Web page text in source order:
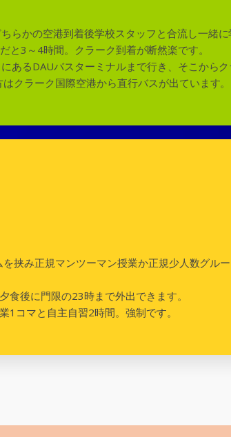
かの空港到着後学校スタッフと合流し一緒に
と3～4時間。クラーク到着が断然楽です。
あるDAUバスターミナルまで行き、そこから
クラーク国際空港から直行バスが出ています。
挟み正規マンツーマン授業か正規少人数グル
食後に門限の23時まで外出できます。
コマと自主自習2時間。強制です。